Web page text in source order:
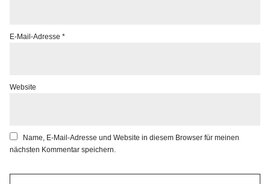
E-Mail-Adresse*
Website
Name, E-Mail-Adresse und Website in diesem Browser für meinen
nächsten Kommentar speichern.